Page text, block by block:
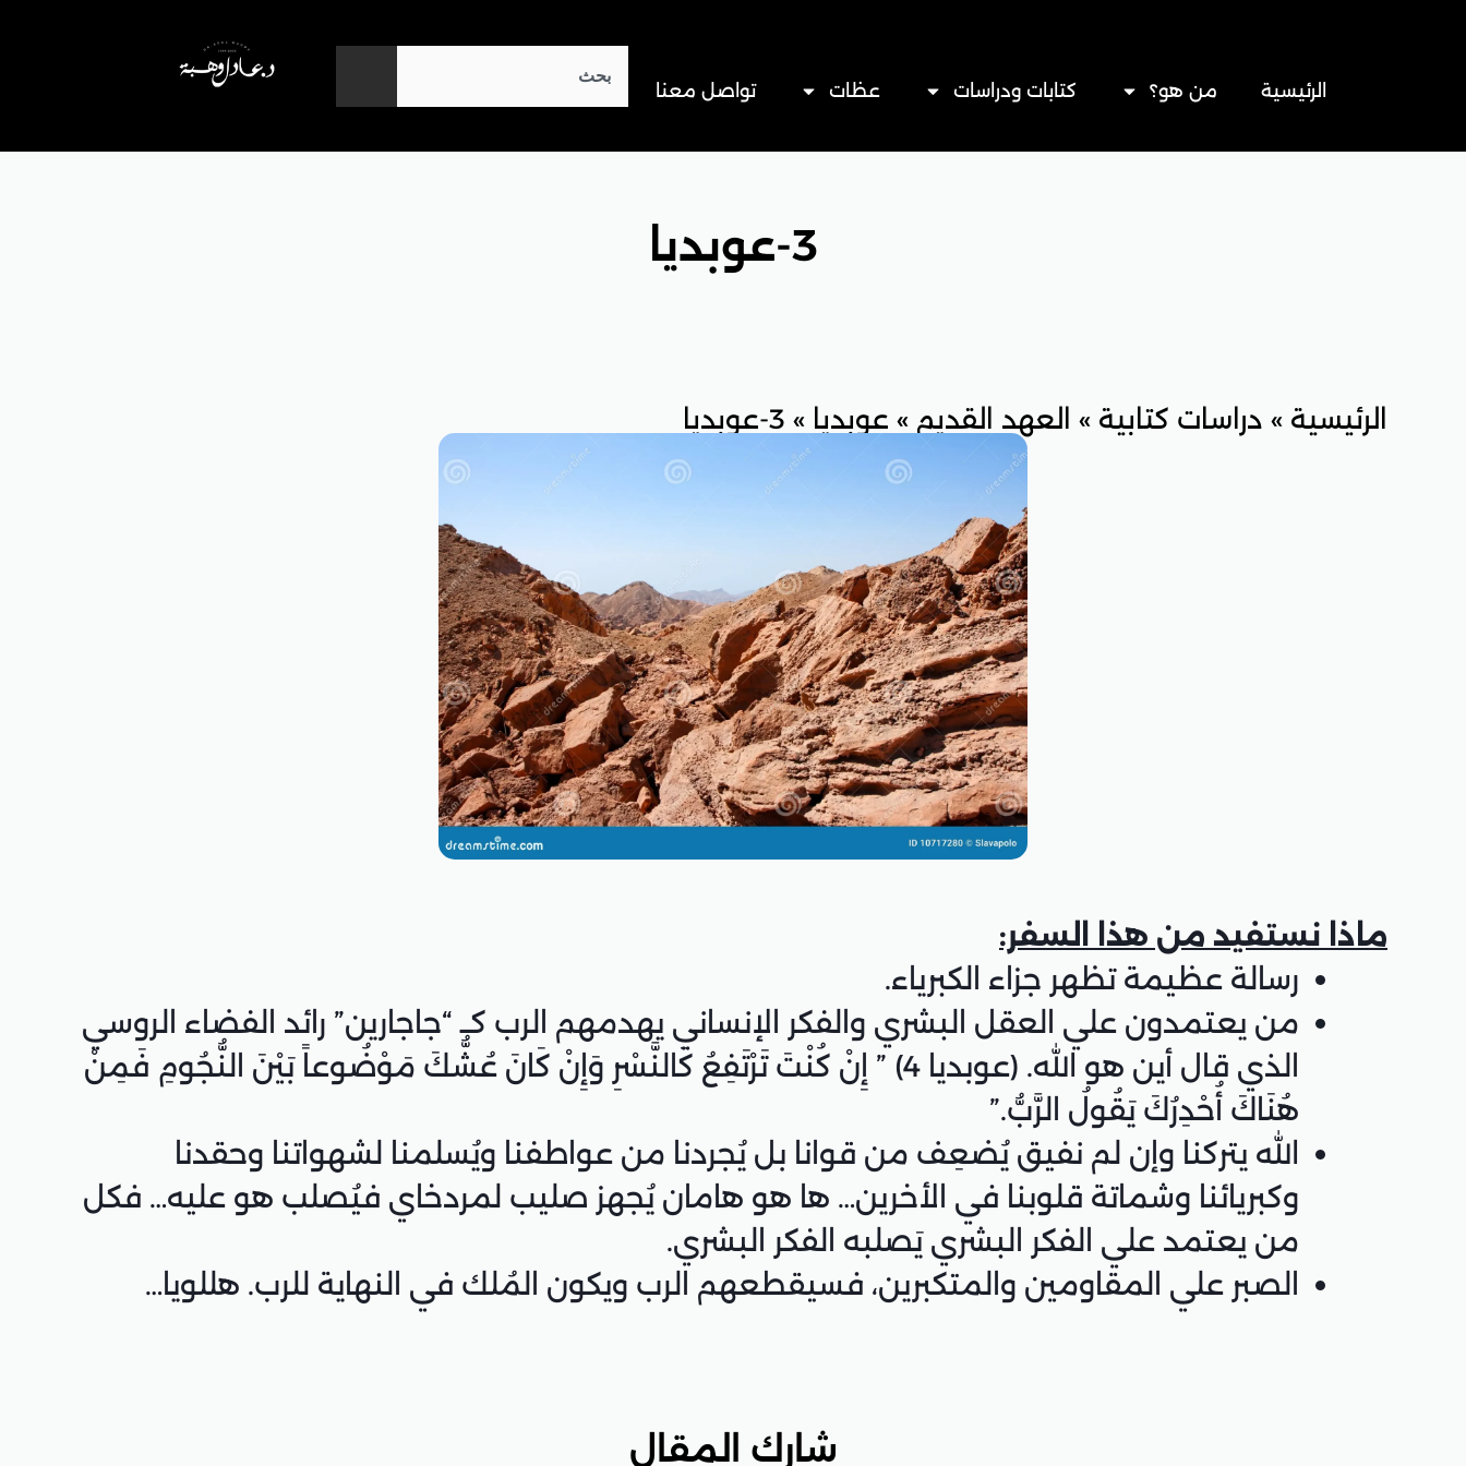
الرئيسية من هو؟ كتابات ودراسات عظات تواصل معنا
3-عوبديا
الرئيسية » دراسات كتابية » العهد القديم » عوبديا » 3-عوبديا
ماذا نستفيد من هذا السفر:
رسالة عظيمة تظهر جزاء الكبرياء.
من يعتمدون علي العقل البشري والفكر الإنساني يهدمهم الرب كــ “جاجارين” رائد الفضاء الروسي
الذي قال أين هو الله. (عوبديا 4) ” إِنْ كُنْتَ تَرْتَفِعُ كَالنَّسْرِ وَإِنْ كَانَ عُشُّكَ مَوْضُوعاً بَيْنَ النُّجُومِ فَمِنْ
هُنَاكَ أُحْدِرُكَ يَقُولُ الرَّبُّ.”
الله يتركنا وإن لم نفيق يُضعِف من قوانا بل يُجردنا من عواطفنا ويُسلمنا لشهواتنا وحقدنا
وكبريائنا وشماتة قلوبنا في الأخرين… ها هو هامان يُجهز صليب لمردخاي فيُصلب هو عليه… فكل
من يعتمد علي الفكر البشري يَصلبه الفكر البشري.
الصبر علي المقاومين والمتكبرين، فسيقطعهم الرب ويكون المُلك في النهاية للرب. هللويا…
شارك المقال